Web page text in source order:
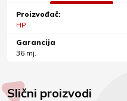
Proizvođač:
HP
Garancija
36 mj.
Slični proizvodi